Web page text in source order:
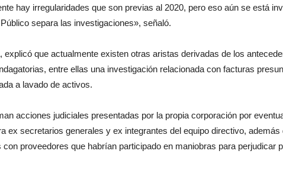
hay irregularidades que son previas al 2020, pero eso aún se está
separa las investigaciones», señaló.
explicó que actualmente existen otras aristas derivadas de los
entre ellas una investigación relacionada con facturas
a lavado de activos.
acciones judiciales presentadas por la propia corporación por
ex secretarios generales y ex integrantes del equipo directivo, además
con proveedores que habrían participado en maniobras para perjudicar